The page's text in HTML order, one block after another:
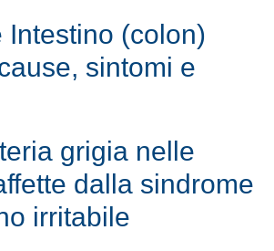
Intestino (colon)
sintomi e
grigia nelle
dalla sindrome
irritabile